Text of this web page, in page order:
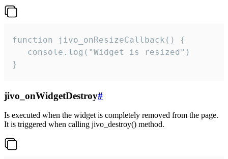
function jivo_onResizeCallback() {
   console.log("Widget is resized")
}
jivo_onWidgetDestroy#
Is executed when the widget is completely removed from the page.
It is triggered when calling jivo_destroy() method.